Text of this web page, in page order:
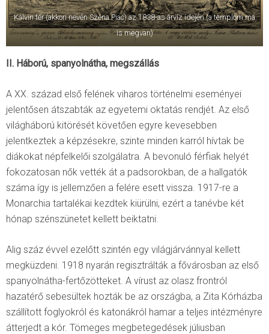
Kálvin tér (akkori nevén Széna Piac) az 1838-as árvíz idején (a templom ma
is megvan)
II. Háború, spanyolnátha, megszállás
A XX. század első felének viharos történelmi eseményei
jelentősen átszabták az egyetemi oktatás rendjét. Az első
világháború kitörését követően egyre kevesebben
jelentkeztek a képzésekre, szinte minden karról hívtak be
diákokat népfelkelői szolgálatra. A bevonuló férfiak helyét
fokozatosan nők vették át a padsorokban, de a hallgatók
száma így is jellemzően a felére esett vissza. 1917-re a
Monarchia tartalékai kezdtek kiürülni, ezért a tanévbe két
hónap szénszünetet kellett beiktatni.
Alig száz évvel ezelőtt szintén egy világjárvánnyal kellett
megküzdeni. 1918 nyarán regisztrálták a fővárosban az első
spanyolnátha-fertőzötteket. A vírust az olasz frontról
hazatérő sebesültek hozták be az országba, a Zita Kórházba
szállított foglyokról és katonákról hamar a teljes intézményre
átterjedt a kór. Tömeges megbetegedések júliusban